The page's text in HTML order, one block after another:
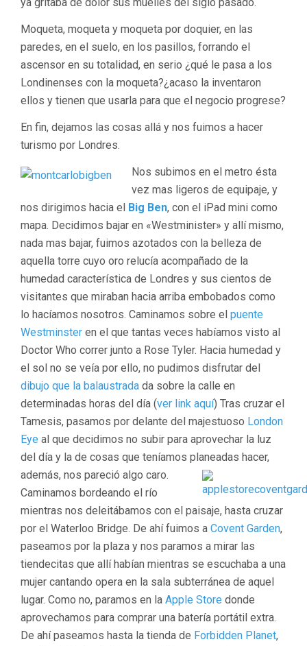
Moqueta, moqueta y moqueta por doquier, en las
paredes, en el suelo, en los pasillos, forrando el
ascensor en su totalidad, en serio ¿qué le pasa a los
Londinenses con la moqueta?¿acaso la inventaron
ellos y tienen que usarla para que el negocio progrese?
En fin, dejamos las cosas allá y nos fuimos a hacer
turismo por Londres.
Nos subimos en el metro ésta
vez mas ligeros de equipaje, y
nos dirigimos hacia el
Big Ben, con el iPad mini como
mapa. Decidimos bajar en «Westminister» y allí mismo,
nada mas bajar, fuimos azotados con la belleza de
aquella torre cuyo oro relucía acompañado de la
humedad característica de Londres y sus cientos de
visitantes que miraban hacia arriba embobados como
lo hacíamos nosotros. Caminamos sobre el puente
Westminster en el que tantas veces habíamos visto al
Doctor Who correr junto a Rose Tyler. Hacia humedad y
el sol no se veía por ello, no pudimos disfrutar del
dibujo que la balaustrada da sobre la calle en
determinadas horas del día (ver link aquí) Tras cruzar el
Tamesis, pasamos por delante del majestuoso London
Eye al que decidimos no subir para aprovechar la luz
del día y la de cosas que teníamos planeadas hacer,
además, nos pareció algo caro.
Caminamos bordeando el río
mientras nos deleitábamos con el paisaje, hasta cruzar
por el Waterloo Bridge. De ahí fuimos a Covent Garden,
paseamos por la plaza y nos paramos a mirar las
tiendecitas que allí habían mientras se escuchaba a una
mujer cantando opera en la sala subterránea de aquel
lugar. Como no, paramos en la Apple Store donde
aprovechamos para comprar una batería portátil extra.
De ahí paseamos hasta la tienda de Forbidden Planet,